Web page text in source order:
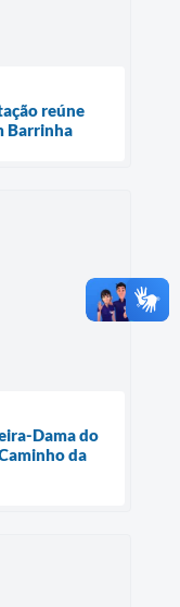
reúne
Barrinha
Dama do
da